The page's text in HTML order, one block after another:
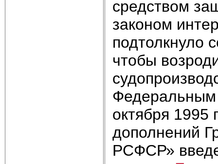
средством
законом
подтолкнуло
чтобы
Федеральным
октября 1995
дополнений
РСФСР»